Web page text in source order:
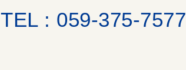
TEL : 059-375-7577